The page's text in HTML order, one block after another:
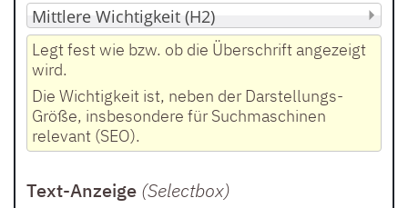
Legt fest wie bzw. ob die Überschrift angezeigt
wird.
Die Wichtigkeit ist, neben der Darstellungs-
Größe, insbesondere für Suchmaschinen
relevant (SEO).
Text-Anzeige (Selectbox)